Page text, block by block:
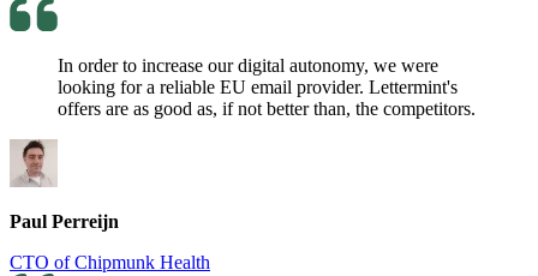
In order to increase our digital autonomy, we were
looking for a reliable EU email provider. Lettermint's
offers are as good as, if not better than, the competitors.
Paul Perreijn
CTO of Chipmunk Health